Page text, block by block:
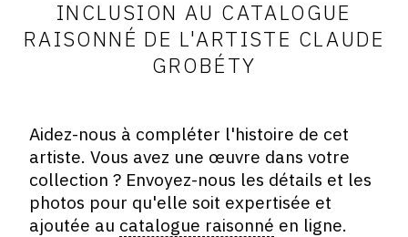
CATALOGUES RAISONNÉS
LES EXPOSITIONS
LES VERNISSAGES
ACTUALITÉS DU MONDE DE L'ART
LIBRAIRIE : LIVRES & CATALOGUES
LEXIQUE ARTISTIQUE
INCLUSION AU CATALOGUE
RAISONNÉ DE L'ARTISTE CLAUDE
GROBÉTY
Aidez-nous à compléter l'histoire de cet
artiste. Vous avez une œuvre dans votre
collection ? Envoyez-nous les détails et les
photos pour qu'elle soit expertisée et
ajoutée au catalogue raisonné en ligne.